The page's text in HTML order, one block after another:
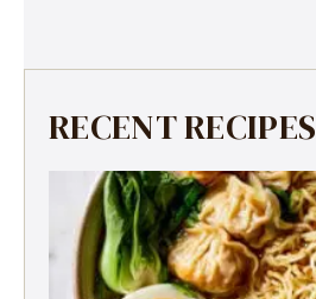
RECENT RECIPES